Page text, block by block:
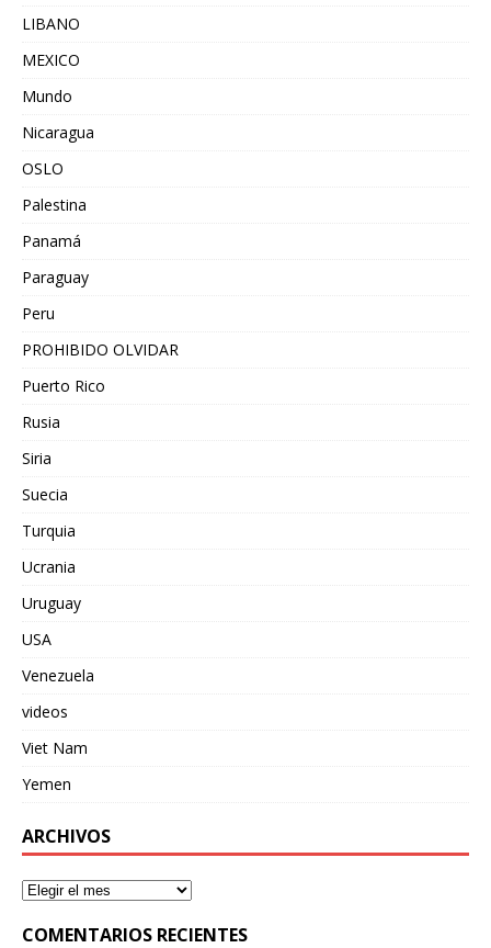
LIBANO
MEXICO
Mundo
Nicaragua
OSLO
Palestina
Panamá
Paraguay
Peru
PROHIBIDO OLVIDAR
Puerto Rico
Rusia
Siria
Suecia
Turquia
Ucrania
Uruguay
USA
Venezuela
videos
Viet Nam
Yemen
ARCHIVOS
COMENTARIOS RECIENTES